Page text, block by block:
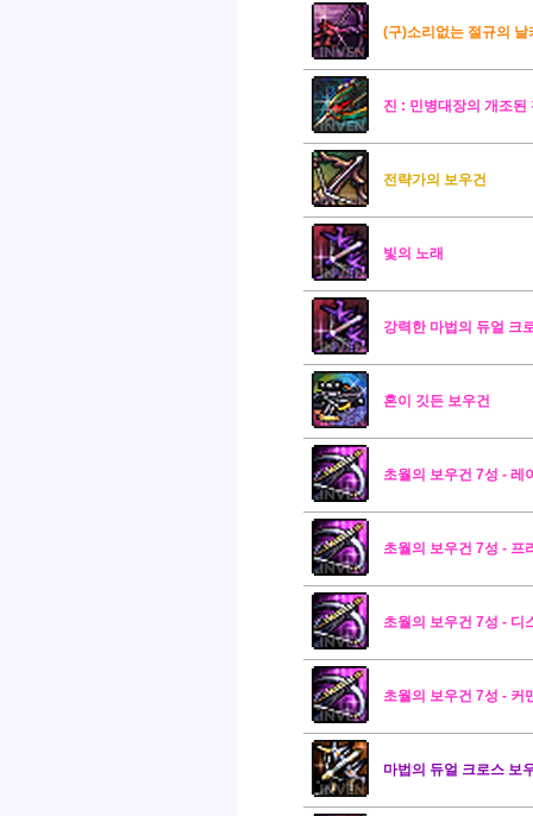
(구)소리없는 절규의 날
진 : 민병대장의 개조된
전략가의 보우건
빛의 노래
강력한 마법의 듀얼 크
혼이 깃든 보우건
초월의 보우건 7성 - 레
초월의 보우건 7성 - 프
초월의 보우건 7성 - 디
초월의 보우건 7성 - 커
마법의 듀얼 크로스 보